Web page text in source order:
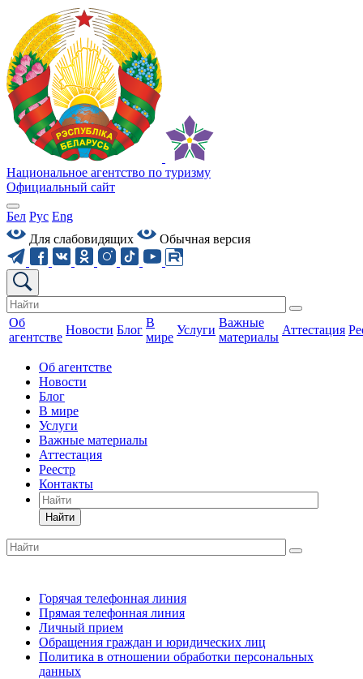
Национальное агентство по туризму
Официальный сайт
Бел Рус Eng
Для слабовидящих
Обычная версия
Об
агентстве
Новости Блог
В
мире
Услуги
Важные
материалы
Аттестация
Об агентстве
Новости
Блог
В мире
Услуги
Важные материалы
Аттестация
Реестр
Контакты
Найти
Горячая телефонная линия
Прямая телефонная линия
Личный прием
Обращения граждан и юридических лиц
Политика в отношении обработки персональных
данных